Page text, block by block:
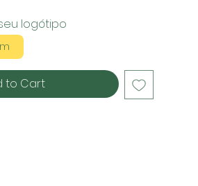
logótipo
to Cart